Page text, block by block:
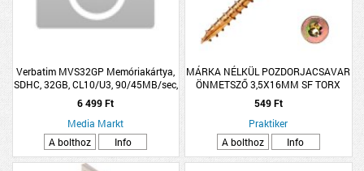
Verbatim MVS32GP Memóriakártya,
SDHC, 32GB, CL10/U3, 90/45MB/sec,
VERBATIM PRO
6 499 Ft
Media Markt
A bolthoz
Info
MÁRKA NÉLKÜL POZDORJACSAVAR
ÖNMETSZŐ 3,5X16MM SF TORX
SÁRGA HORGANYZOTT 30DB/CSM
549 Ft
Praktiker
A bolthoz
Info